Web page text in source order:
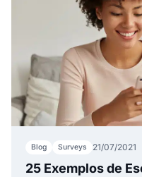
Blog Surveys 21/07/2021
25 Exemplos de